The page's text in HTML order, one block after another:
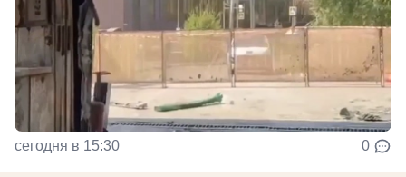
сегодня в 15:30 0